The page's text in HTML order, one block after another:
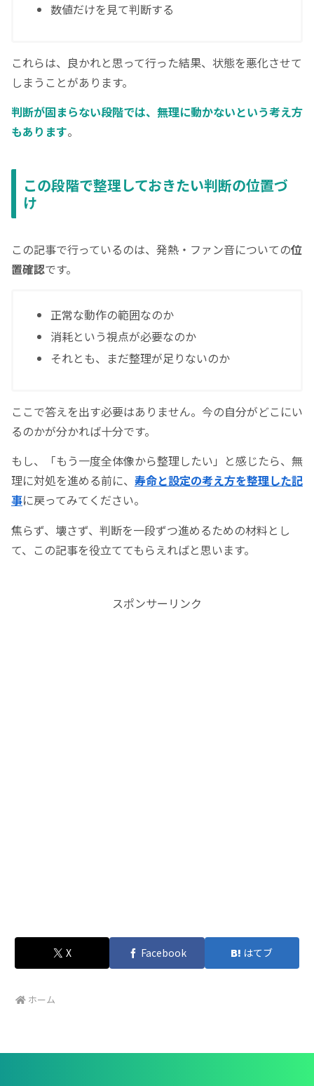
数値だけを見て判断する
これらは、良かれと思って行った結果、状態を悪化させて
しまうことがあります。
判断が固まらない段階では、無理に動かないという考え方
もあります。
この段階で整理しておきたい判断の位置づ
け
この記事で行っているのは、発熱・ファン音についての位
置確認です。
正常な動作の範囲なのか
消耗という視点が必要なのか
それとも、まだ整理が足りないのか
ここで答えを出す必要はありません。今の自分がどこにい
るのかが分かれば十分です。
もし、「もう一度全体像から整理したい」と感じたら、無
理に対処を進める前に、 寿命と設定の考え方を整理した記
事に戻ってみてください。
焦らず、壊さず、判断を一段ずつ進めるための材料とし
て、この記事を役立ててもらえればと思います。
スポンサーリンク
X Facebook はてブ
ホーム